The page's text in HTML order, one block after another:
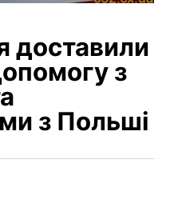
доставили
з
з Польші